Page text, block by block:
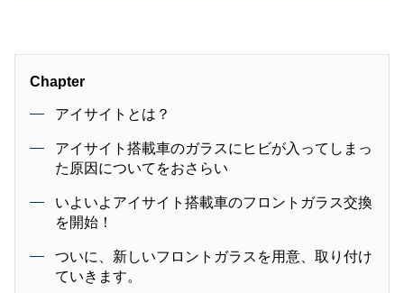
Chapter
アイサイトとは？
アイサイト搭載車のガラスにヒビが入ってしまっ
た原因についてをおさらい
いよいよアイサイト搭載車のフロントガラス交換
を開始！
ついに、新しいフロントガラスを用意、取り付け
ていきます。